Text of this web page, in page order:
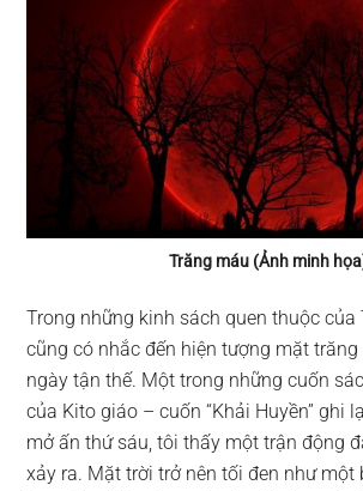
Trăng máu (Ảnh minh
Trong những kinh sách quen thuộc
cũng có nhắc đến hiện tượng mặt
ngày tận thế. Một trong những cuốn
của Kito giáo – cuốn “Khải Huyền” ghi
mở ấn thứ sáu, tôi thấy một trận động
xảy ra. Mặt trời trở nên tối đen như một